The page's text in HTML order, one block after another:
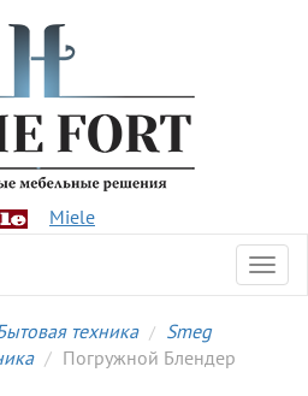
Miele
техника
Smeg
Погружной Блендер